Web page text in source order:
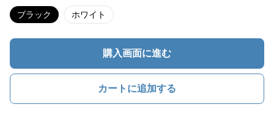
ブラック ホワイト
購入画面に進む
カートに追加する